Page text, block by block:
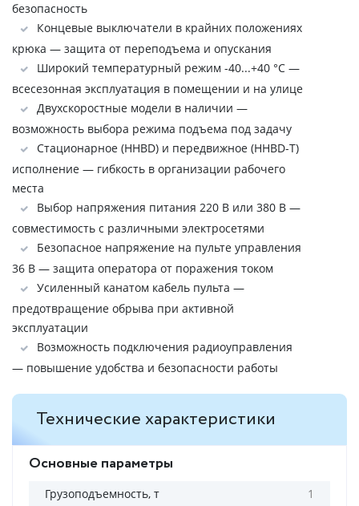
безопасность
Концевые выключатели в крайних положениях
крюка — защита от переподъема и опускания
Широкий температурный режим -40...+40 °C —
всесезонная эксплуатация в помещении и на улице
Двухскоростные модели в наличии —
возможность выбора режима подъема под задачу
Стационарное (HHBD) и передвижное (HHBD-Т)
исполнение — гибкость в организации рабочего
места
Выбор напряжения питания 220 В или 380 В —
совместимость с различными электросетями
Безопасное напряжение на пульте управления
36 В — защита оператора от поражения током
Усиленный канатом кабель пульта —
предотвращение обрыва при активной
эксплуатации
Возможность подключения радиоуправления
— повышение удобства и безопасности работы
Технические характеристики
Основные параметры
Грузоподъемность, т
1